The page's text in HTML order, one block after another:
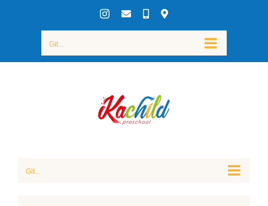
Instagram
Mail Telefon
Yol
Alın
Git...
Git...